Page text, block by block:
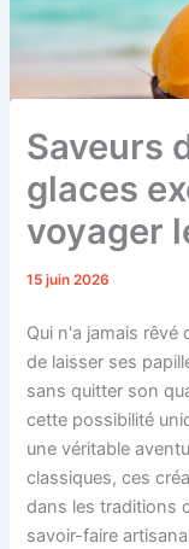
Saveurs
glaces
voyager
15 juin 2026
Qui n'a jamais
de laisser ses
sans quitter son
cette possibilité
une véritable
classiques, ces
dans les traditions
savoir-faire